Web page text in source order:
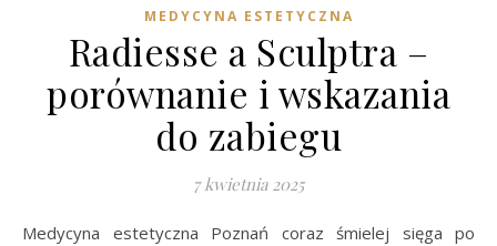
MEDYCYNA ESTETYCZNA
Radiesse a Sculptra –
porównanie i wskazania
do zabiegu
7 kwietnia 2025
Medycyna estetyczna Poznań coraz śmielej sięga po